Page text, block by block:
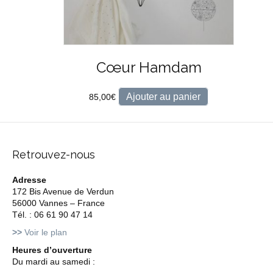
Cœur Hamdam
85,00€ Ajouter au panier
Retrouvez-nous
Adresse
172 Bis Avenue de Verdun
56000 Vannes – France
Tél. : 06 61 90 47 14
>> Voir le plan
Heures d’ouverture
Du mardi au samedi :